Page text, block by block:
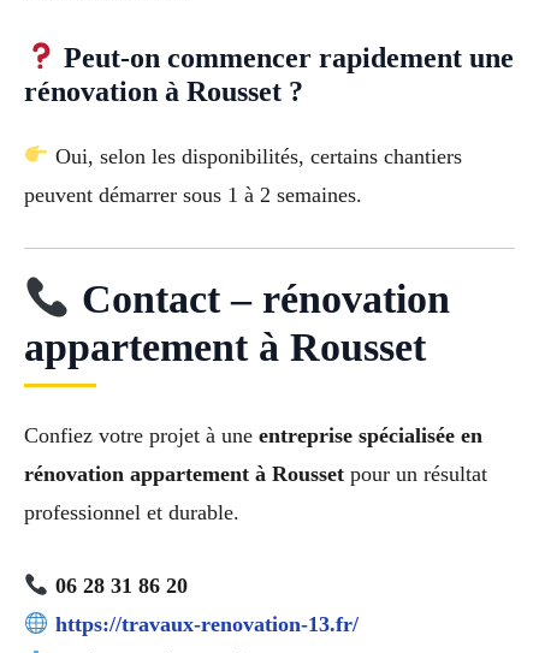
Peut-on commencer rapidement une
rénovation à Rousset ?
Oui, selon les disponibilités, certains chantiers
peuvent démarrer sous 1 à 2 semaines.
Contact – rénovation
appartement à Rousset
Confiez votre projet à une entreprise spécialisée en
rénovation appartement à Rousset pour un résultat
professionnel et durable.
06 28 31 86 20
https://travaux-renovation-13.fr/